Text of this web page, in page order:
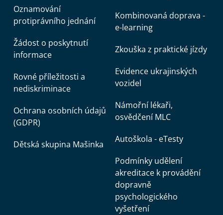
Oznamování
protiprávního jednání
Žádost o poskytnutí
informace
Rovné příležitosti a
nediskriminace
Ochrana osobních údajů
(GDPR)
Dětská skupina Mašinka
Kombinovaná doprava -
e-learning
Zkouška z praktické jízdy
Evidence ukrajinských
vozidel
Námořní lékaři,
osvědčení MLC
Autoškola - eTesty
Podmínky udělení
akreditace k provádění
dopravně
psychologického
vyšetření